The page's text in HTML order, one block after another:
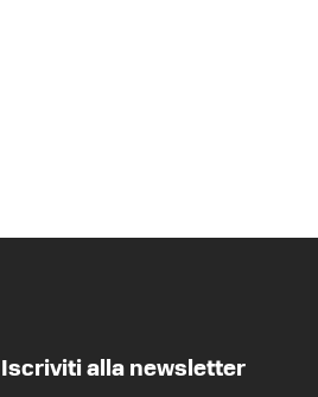
Iscriviti alla newsletter